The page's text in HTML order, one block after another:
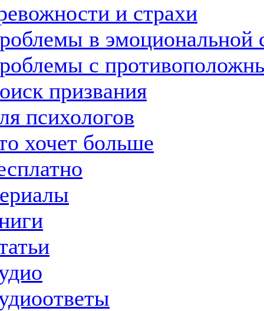
и страхи
в эмоциональной
с
призвания
психологов
хочет больше